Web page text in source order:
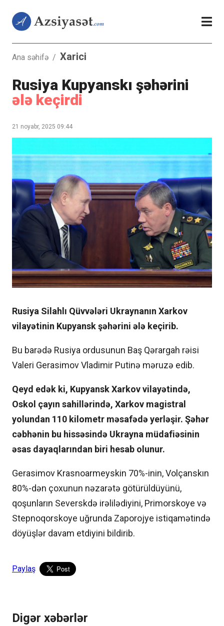
Ana səhifə / Xarici
Rusiya Kupyanskı şəhərini
ələ keçirdi
21 noyabr, 2025 09:44
Rusiya Silahlı Qüvvələri Ukraynanın Xarkov
vilayətinin Kupyansk şəhərini ələ keçirib.
Bu barədə Rusiya ordusunun Baş Qərargah rəisi
Valeri Gerasimov Vladimir Putinə məruzə edib.
Qeyd edək ki, Kupyansk Xarkov vilayətində,
Oskol çayın sahillərində, Xarkov magistral
yolundan 110 kilometr məsafədə yerləşir. Şəhər
cəbhənin bu hissəsində Ukrayna müdafiəsinin
əsas dayaqlarından biri hesab olunur.
Gerasimov Krasnoarmeyskin 70%-inin, Volçanskın
80%-dən çoxunun nəzarətə götürüldüyünü,
qoşunların Severskdə irəlilədiyini, Primorskoye və
Stepnoqorskoye uğrunda Zaporojye istiqamətində
döyüşlər davam etdiyini bildirib.
Paylaş
Digər xəbərlər